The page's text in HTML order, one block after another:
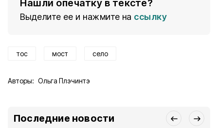
Нашли опечатку в тексте?
Выделите ее и нажмите на ссылку
тос мост село
Авторы: Ольга Плэчинтэ
Последние новости